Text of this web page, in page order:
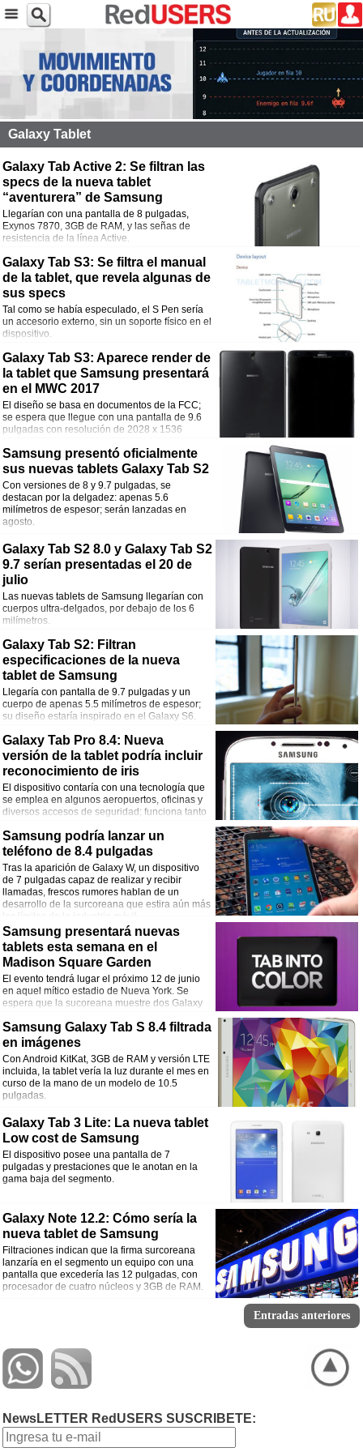
Galaxy Tablet
Galaxy Tab Active 2: Se filtran las
specs de la nueva tablet
“aventurera” de Samsung
Llegarían con una pantalla de 8 pulgadas,
Exynos 7870, 3GB de RAM, y las señas de
resistencia de la línea Active.
Galaxy Tab S3: Se filtra el manual
de la tablet, que revela algunas de
sus specs
Tal como se había especulado, el S Pen sería
un accesorio externo, sin un soporte físico en el
dispositivo.
Galaxy Tab S3: Aparece render de
la tablet que Samsung presentará
en el MWC 2017
El diseño se basa en documentos de la FCC;
se espera que llegue con una pantalla de 9.6
pulgadas con resolución de 2028 x 1536
Samsung presentó oficialmente
sus nuevas tablets Galaxy Tab S2
Con versiones de 8 y 9.7 pulgadas, se
destacan por la delgadez: apenas 5.6
milímetros de espesor; serán lanzadas en
agosto.
Galaxy Tab S2 8.0 y Galaxy Tab S2
9.7 serían presentadas el 20 de
julio
Las nuevas tablets de Samsung llegarían con
cuerpos ultra-delgados, por debajo de los 6
milímetros.
Galaxy Tab S2: Filtran
especificaciones de la nueva
tablet de Samsung
Llegaría con pantalla de 9.7 pulgadas y un
cuerpo de apenas 5.5 milímetros de espesor;
su diseño estaría inspirado en el Galaxy S6.
Galaxy Tab Pro 8.4: Nueva
versión de la tablet podría incluir
reconocimiento de iris
El dispositivo contaría con una tecnología que
se emplea en algunos aeropuertos, oficinas y
diversos accesos de seguridad; funciona tanto
Samsung podría lanzar un
teléfono de 8.4 pulgadas
Tras la aparición de Galaxy W, un dispositivo
de 7 pulgadas capaz de realizar y recibir
llamadas, frescos rumores hablan de un
desarrollo de la surcoreana que estira aún más
los límites de la industria móvil.
Samsung presentará nuevas
tablets esta semana en el
Madison Square Garden
El evento tendrá lugar el próximo 12 de junio
en aquel mítico estadio de Nueva York. Se
espera que la sucoreana muestre dos Galaxy
Samsung Galaxy Tab S 8.4 filtrada
en imágenes
Con Android KitKat, 3GB de RAM y versión LTE
incluida, la tablet vería la luz durante el mes en
curso de la mano de un modelo de 10.5
pulgadas.
Galaxy Tab 3 Lite: La nueva tablet
Low cost de Samsung
El dispositivo posee una pantalla de 7
pulgadas y prestaciones que le anotan en la
gama baja del segmento.
Galaxy Note 12.2: Cómo sería la
nueva tablet de Samsung
Filtraciones indican que la firma surcoreana
lanzaría en el segmento un equipo con una
pantalla que excedería las 12 pulgadas, con
procesador de cuatro núcleos y 3GB de RAM.
Entradas anteriores
NewsLETTER RedUSERS SUSCRIBETE: